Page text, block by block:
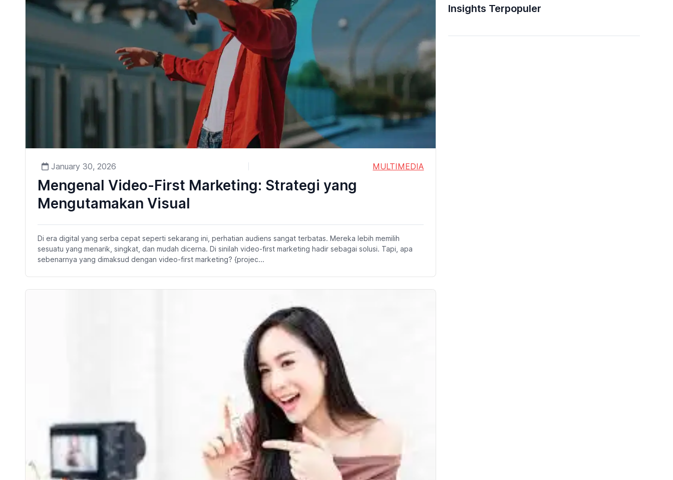
January 30, 2026 MULTIMEDIA
Mengenal Video-First Marketing: Strategi yang
Mengutamakan Visual
Di era digital yang serba cepat seperti sekarang ini, perhatian audiens sangat terbatas. Mereka lebih memilih
sesuatu yang menarik, singkat, dan mudah dicerna. Di sinilah video-first marketing hadir sebagai solusi. Tapi, apa
sebenarnya yang dimaksud dengan video-first marketing? {projec...
Insights Terpopuler